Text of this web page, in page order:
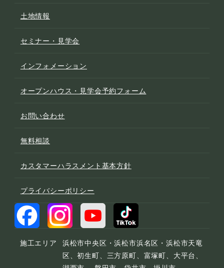
土地情報
セミナー・見学会
インフォメーション
オープンハウス・見学会予約フォーム
お問い合わせ
無料相談
カスタマーハラスメント基本方針
プライバシーポリシー
施工エリア
浜松市中央区・浜松市浜名区・浜松市天竜
区、初生町、三方原町、富塚町、大平台、